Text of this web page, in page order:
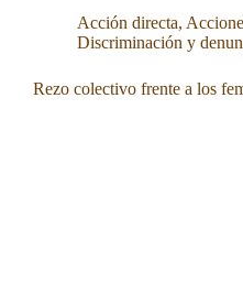
Acción directa,
Discriminación y
Rezo colectivo frente a los